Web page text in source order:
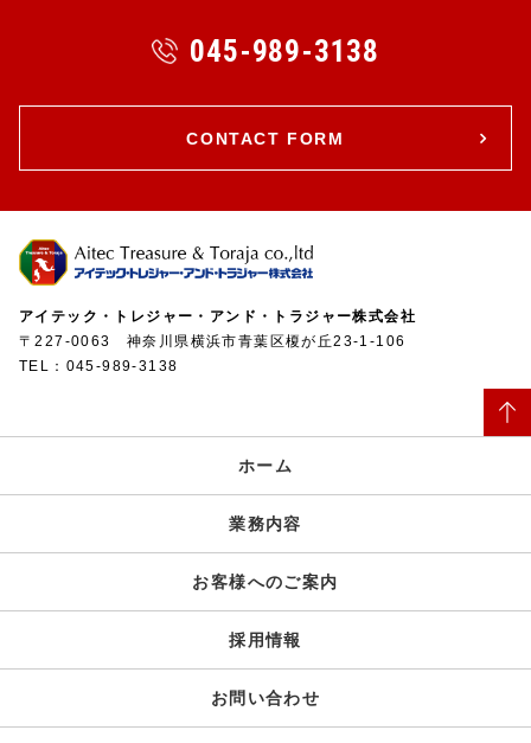
045-989-3138
CONTACT FORM
アイテック・トレジャー・アンド・トラジャー株式会社
〒227-0063 神奈川県横浜市青葉区榎が丘23-1-106
TEL：045-989-3138
ホーム
業務内容
お客様へのご案内
採用情報
お問い合わせ